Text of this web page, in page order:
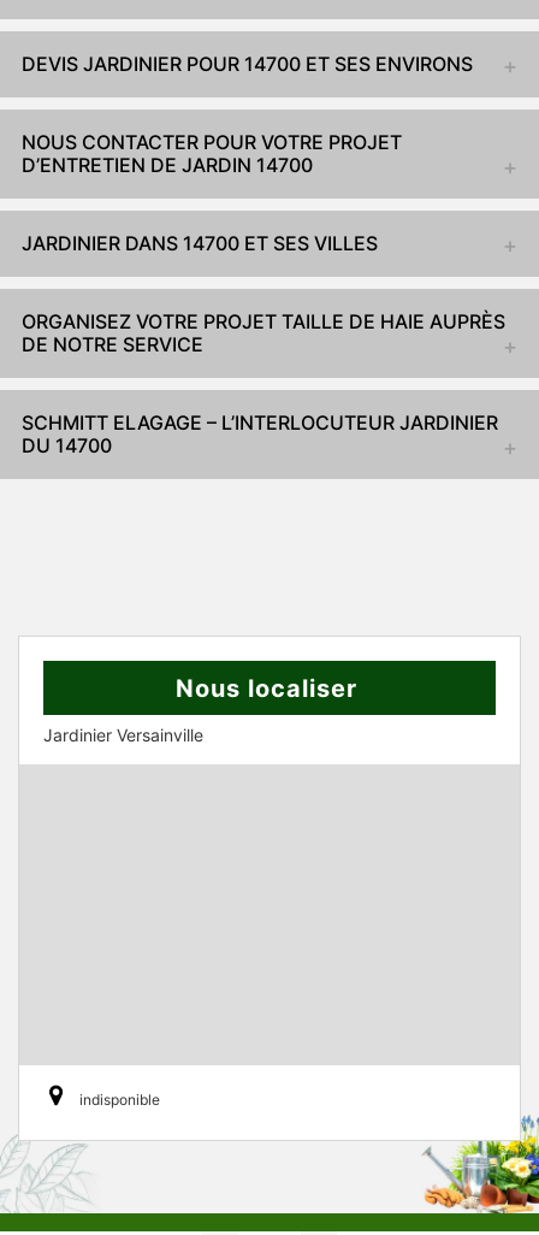
DEVIS JARDINIER POUR 14700 ET SES ENVIRONS
NOUS CONTACTER POUR VOTRE PROJET
D’ENTRETIEN DE JARDIN 14700
JARDINIER DANS 14700 ET SES VILLES
ORGANISEZ VOTRE PROJET TAILLE DE HAIE AUPRÈS
DE NOTRE SERVICE
SCHMITT ELAGAGE – L’INTERLOCUTEUR JARDINIER
DU 14700
Nous localiser
Jardinier Versainville
indisponible